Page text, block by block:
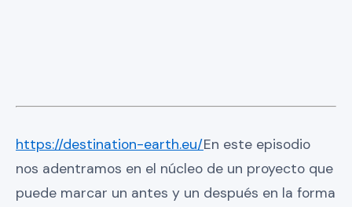
https://destination-earth.eu/En este episodio
nos adentramos en el núcleo de un proyecto que
puede marcar un antes y un después en la forma